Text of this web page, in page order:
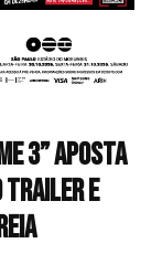
3” aposta
trailer e